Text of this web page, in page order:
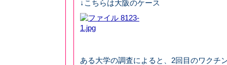
↓こちらは大阪のケース
ある大学の調査によると、2回目のワクチ